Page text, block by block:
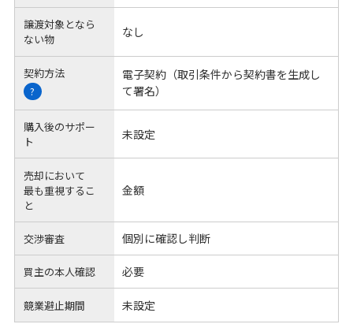
譲渡対象となら
ない物
なし
契約方法
?
電子契約（取引条件から契約書を生成し
て署名）
購入後のサポー
ト
未設定
売却において
最も重視するこ
と
金額
交渉審査 個別に確認し判断
買主の本人確認 必要
競業避止期間 未設定